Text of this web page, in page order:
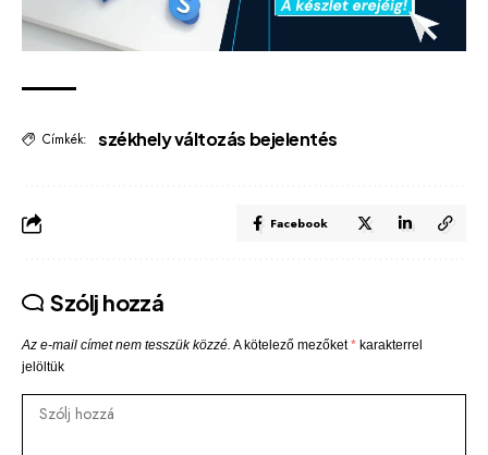
Címkék: székhely változás bejelentés
Facebook
Szólj hozzá
Az e-mail címet nem tesszük közzé. A kötelező mezőket* karakterrel
jelöltük